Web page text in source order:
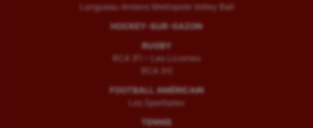
Longueau Amiens Metropole Volley Ball
HOCKEY-SUR-GAZON
RUGBY
RCA (F) – Les Licornes
RCA (H)
FOOTBALL AMÉRICAIN
Les Spartiates
TENNIS